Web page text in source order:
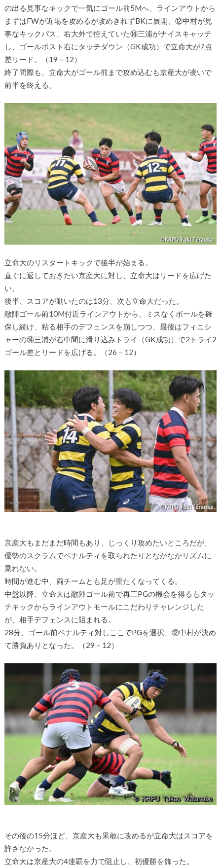
の出る見事なキックで一気にゴール前5Mへ、ラインアウトから
まずはFWが近場を攻めるが攻めきれずBKに展開、⑫中村が見
事なキックパス、右大外で控えていた⑭三浦がナイスキャッチ
し、ゴールポスト右にタッチダウン（GK成功）で立命大が7点
差リード。（19－12）
終了間際も、立命大がゴール前まで攻め込むも京産大が凌いで
前半を終える。
立命大のリスタートキックで後半が始まる。
直ぐに返しておきたい京産大に対し、立命大はリードを広げた
い。
後半、スコアが動いたのは13分、次も立命大だった。
敵陣ゴール前10M付近ラインアウトから、ミスなくボールを確
保し続け、粘る相手のデフェンスを崩しつつ、最後はフィニシ
ャーの⑭三浦が右中間に滑り込みトライ（GK成功）で2トライ2
ゴール差とリードを広げる。（26－12）
京産大もまだまだ時間もあり、じっくり攻めたいところだが、
優勢のスクラムでペナルティを取られたりとなかなかリズムに
乗れない。
時間が進む中、両チームとも足が重たくなってくる。
中盤以降、立命大は敵陣ゴール前で再三PGの機会を得るもタッ
チキックからラインアウトモールにこだわりチャレンジした
が、相手デフェンスに阻まれる。
28分、ゴール前ペナルティ対しここでPGを選択、⑫中村が決め
て勝負ありとなった。（29－12）
その後の15分ほど、京産大も果敢に攻めるが立命大はスコアを
許さなかった。
立命大は京産大の4連覇を力で阻止し、初優勝を飾った。